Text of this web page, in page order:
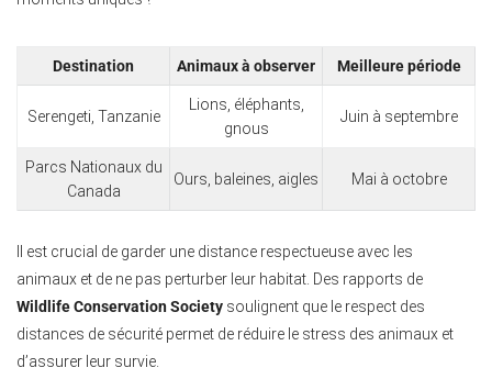
Destination Animaux à observer Meilleure période
Serengeti, Tanzanie
Lions, éléphants,
gnous
Juin à septembre
Parcs Nationaux du
Canada
Ours, baleines, aigles Mai à octobre
Il est crucial de garder une distance respectueuse avec les
animaux et de ne pas perturber leur habitat. Des rapports de
Wildlife Conservation Society soulignent que le respect des
distances de sécurité permet de réduire le stress des animaux et
d’assurer leur survie.